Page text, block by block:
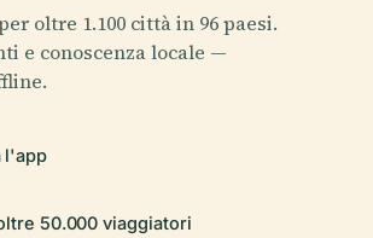
oltre 1.100 città in 96 paesi.
e conoscenza locale —
l'app
50.000 viaggiatori